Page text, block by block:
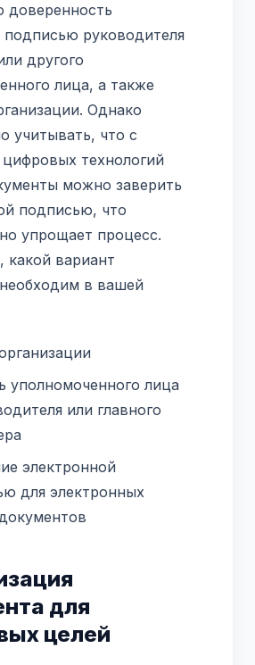
доверенность
подписью руководителя
другого
лица, а также
Однако
учитывать, что с
технологий
можно заверить
подписью, что
упрощает процесс.
какой вариант
в вашей
уполномоченного лица
или главного
электронной
для электронных
для
целей